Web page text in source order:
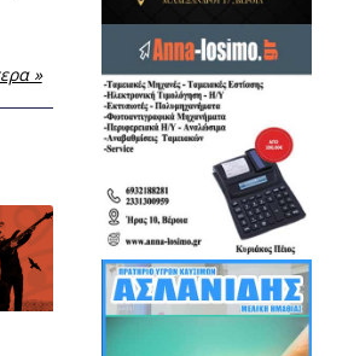
»